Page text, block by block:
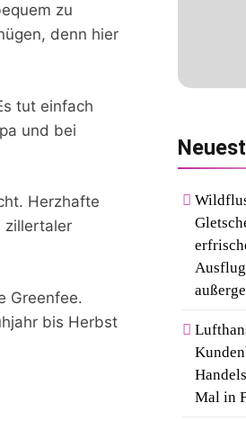
zu
denn hier
tut einfach
und bei
Herzhafte
zillertaler
Greenfee.
bis Herbst
Mal in